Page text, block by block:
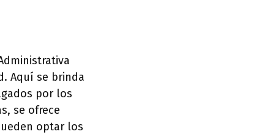
Aquí se brinda
por los
se ofrece
optar los